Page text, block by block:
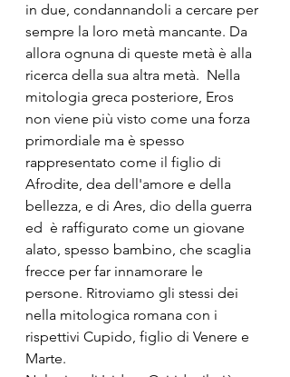
in due, condannandoli a cercare per
sempre la loro metà mancante. Da
allora ognuna di queste metà è alla
ricerca della sua altra metà.  Nella
mitologia greca posteriore, Eros
non viene più visto come una forza
primordiale ma è spesso
rappresentato come il figlio di
Afrodite, dea dell'amore e della
bellezza, e di Ares, dio della guerra
ed  è raffigurato come un giovane
alato, spesso bambino, che scaglia
frecce per far innamorare le
persone. Ritroviamo gli stessi dei
nella mitologica romana con i
rispettivi Cupido, figlio di Venere e
Marte.